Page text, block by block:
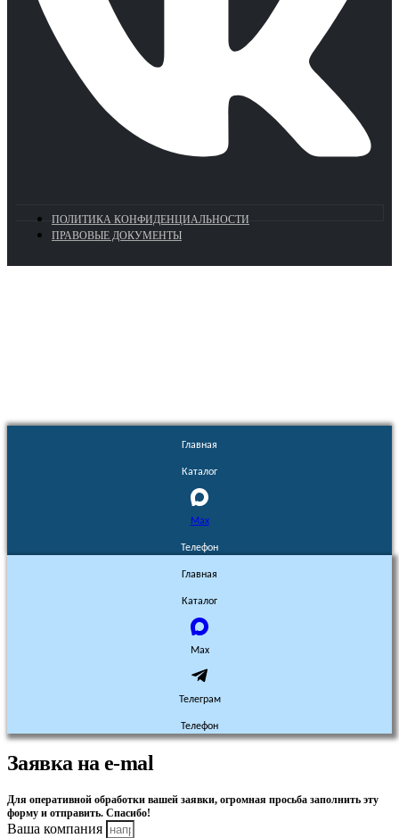
ПОЛИТИКА КОНФИДЕНЦИАЛЬНОСТИ
ПРАВОВЫЕ ДОКУМЕНТЫ
Главная
Каталог
Max
Телефон
Главная
Каталог
Max
Телеграм
Телефон
Заявка на e-mal
Для оперативной обработки вашей заявки, огромная просьба заполнить эту
форму и отправить. Спасибо!
Ваша компания